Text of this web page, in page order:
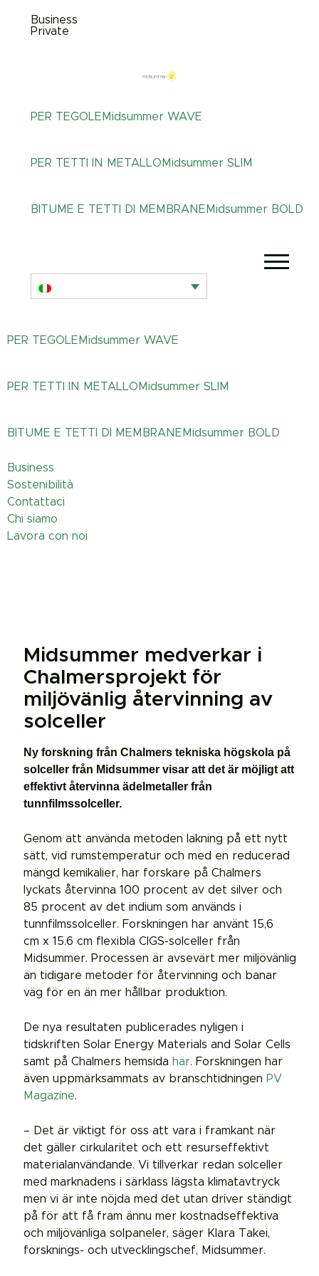
Business
Private
PER TEGOLE Midsummer WAVE
PER TETTI IN METALLO Midsummer SLIM
BITUME E TETTI DI MEMBRANE Midsummer BOLD
PER TEGOLE Midsummer WAVE
PER TETTI IN METALLO Midsummer SLIM
BITUME E TETTI DI MEMBRANE Midsummer BOLD
Business
Sostenibilità
Contattaci
Chi siamo
Lavora con noi
Midsummer medverkar i
Chalmersprojekt för
miljövänlig återvinning av
solceller
Ny forskning från Chalmers tekniska högskola på
solceller från Midsummer visar att det är möjligt att
effektivt återvinna ädelmetaller från
tunnfilmssolceller.
Genom att använda metoden lakning på ett nytt
sätt, vid rumstemperatur och med en reducerad
mängd kemikalier, har forskare på Chalmers
lyckats återvinna 100 procent av det silver och
85 procent av det indium som används i
tunnfilmssolceller. Forskningen har använt 15,6
cm x 15.6 cm flexibla CIGS-solceller från
Midsummer. Processen är avsevärt mer miljövänlig
än tidigare metoder för återvinning och banar
väg för en än mer hållbar produktion.
De nya resultaten publicerades nyligen i
tidskriften Solar Energy Materials and Solar Cells
samt på Chalmers hemsida här. Forskningen har
även uppmärksammats av branschtidningen PV
Magazine.
– Det är viktigt för oss att vara i framkant när
det gäller cirkularitet och ett resurseffektivt
materialanvändande. Vi tillverkar redan solceller
med marknadens i särklass lägsta klimatavtryck
men vi är inte nöjda med det utan driver ständigt
på för att få fram ännu mer kostnadseffektiva
och miljövänliga solpaneler, säger Klara Takei,
forsknings- och utvecklingschef, Midsummer.